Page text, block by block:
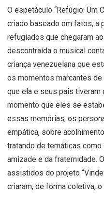
O espetáculo “Refúgio: Um
criado baseado em fatos, a
refugiados que chegaram
descontraída o musical
criança venezuelana que
os momentos marcantes
que ela e seus pais tiveram
momento que eles se
essas memórias, os
empática, sobre
tratando de temáticas
amizade e da fraternidade.
assistidos do projeto
criaram, de forma coletiva,